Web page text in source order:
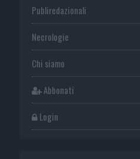
Publiredazionali
Necrologie
Chi siamo
Abbonati
Login